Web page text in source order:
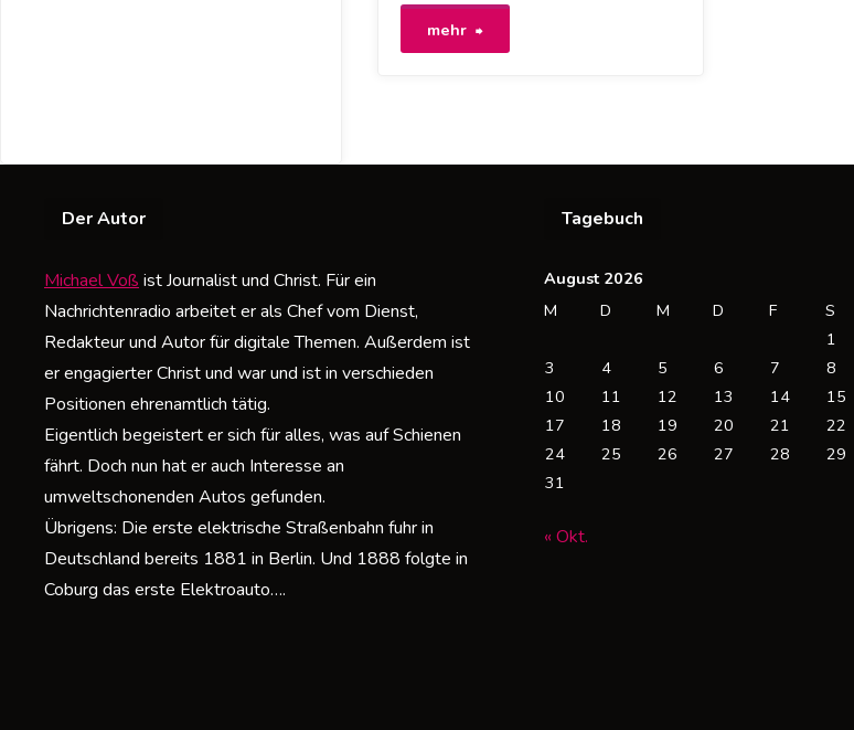
mehr
"Höflichkeit
unter
Elektrofahrern"
Der Autor
Michael Voß ist Journalist und Christ. Für ein
Nachrichtenradio arbeitet er als Chef vom Dienst,
Redakteur und Autor für digitale Themen. Außerdem ist
er engagierter Christ und war und ist in verschieden
Positionen ehrenamtlich tätig.
Eigentlich begeistert er sich für alles, was auf Schienen
fährt. Doch nun hat er auch Interesse an
umweltschonenden Autos gefunden.
Übrigens: Die erste elektrische Straßenbahn fuhr in
Deutschland bereits 1881 in Berlin. Und 1888 folgte in
Coburg das erste Elektroauto….
Tagebuch
August 2026
M
D M D F S
1
3
4 5 6 7 8
10
11 12 13 14 15
17
18 19 20 21 22
24
25 26 27 28 29
31
« Okt.